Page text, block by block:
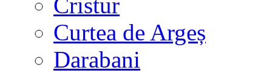
Curtea de Argeș
Darabani